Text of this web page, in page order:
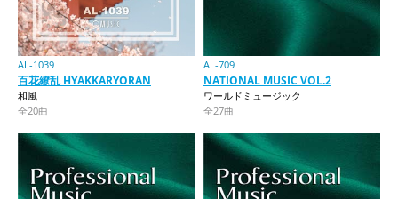
AL-1039
百花繚乱 HYAKKARYORAN
和風
全20曲
AL-709
NATIONAL MUSIC VOL.2
ワールドミュージック
全27曲